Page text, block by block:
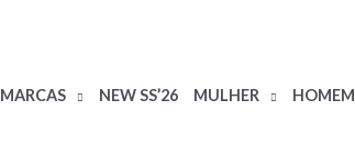
MARCAS NEW SS’26 MULHER HOMEM